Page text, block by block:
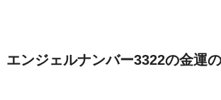
エンジェルナンバー3322の金運